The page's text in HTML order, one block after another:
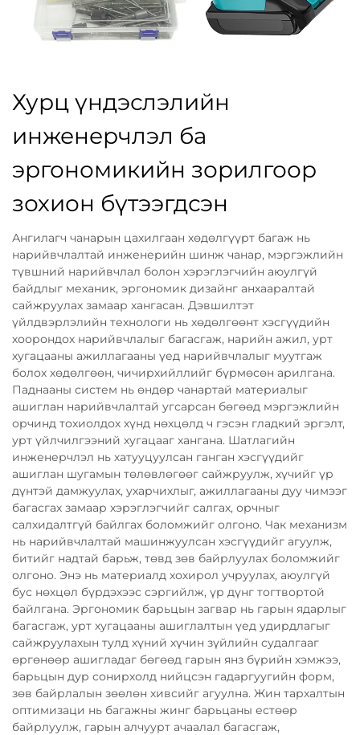
Хурц үндэслэлийн
инженерчлэл ба
эргономикийн зорилгоор
зохион бүтээгдсэн
Ангилагч чанарын цахилгаан хөдөлгүүрт багаж нь
нарийвчлалтай инженерийн шинж чанар, мэргэжлийн
түвшний нарийвчлал болон хэрэглэгчийн аюулгүй
байдлыг механик, эргономик дизайнг анхааралтай
сайжруулах замаар хангасан. Дэвшилтэт
үйлдвэрлэлийн технологи нь хөдөлгөөнт хэсгүүдийн
хоорондох нарийвчлалыг багасгаж, нарийн ажил, урт
хугацааны ажиллагааны үед нарийвчлалыг муутгаж
болох хөдөлгөөн, чичирхийллийг бүрмөсөн арилгана.
Паднааны систем нь өндөр чанартай материалыг
ашиглан нарийвчлалтай угсарсан бөгөөд мэргэжлийн
орчинд тохиолдох хүнд нөхцөлд ч гэсэн гладкий эргэлт,
урт үйлчилгээний хугацааг хангана. Шатлагийн
инженерчлэл нь хатууцуулсан ганган хэсгүүдийг
ашиглан шугамын төлөвлөгөөг сайжруулж, хүчийг үр
дүнтэй дамжуулах, ухарчихлыг, ажиллагааны дуу чимээг
багасгах замаар хэрэглэгчийг салгах, орчныг
салхидалтгүй байлгах боломжийг олгоно. Чак механизм
нь нарийвчлалтай машинжуулсан хэсгүүдийг агуулж,
битийг надтай барьж, төвд зөв байрлуулах боломжийг
олгоно. Энэ нь материалд хохирол учруулах, аюулгүй
бус нөхцөл бүрдэхээс сэргийлж, үр дүнг тогтвортой
байлгана. Эргономик барьцын загвар нь гарын ядарлыг
багасгаж, урт хугацааны ашиглалтын үед удирдлагыг
сайжруулахын тулд хүний хүчин зүйлийн судалгааг
өргөнөөр ашигладаг бөгөөд гарын янз бүрийн хэмжээ,
барьцын дур сонирхолд нийцсэн гадаргуугийн форм,
зөв байрлалын зөөлөн хивсийг агуулна. Жин тархалтын
оптимизаци нь багажны жинг барьцаны естөөр
байрлуулж, гарын алчуурт ачаалал багасгаж,